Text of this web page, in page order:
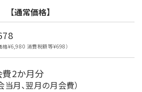
【通常価格】
格¥6,980 消費税額等¥698）
費2か月分
当月、翌月の月会費）